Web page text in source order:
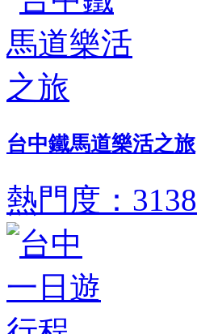
台中鐵馬道樂活之旅
熱門度：3138